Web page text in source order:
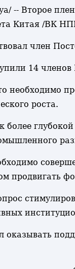
-- Второе
Китая /ВК
член
14
необходимо
роста.
более
продвигать